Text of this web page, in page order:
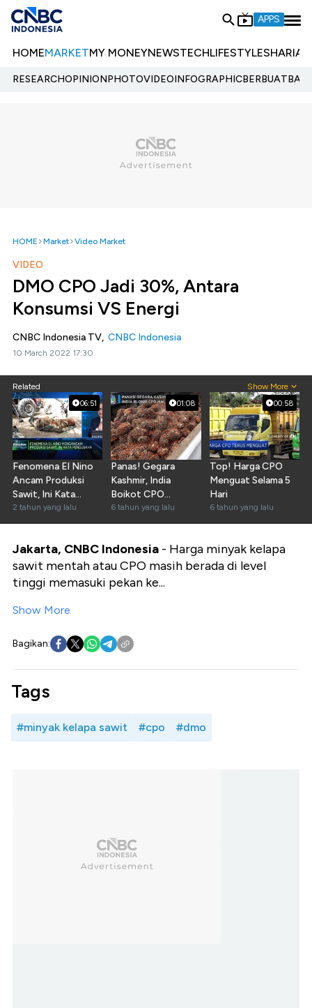
APPS
HOMEMARKETMY MONEYNEWSTECHLIFESTYLESHARIA
RESEARCHOPINIONPHOTOVIDEOINFOGRAPHIC
HOME Market Video Market
VIDEO
DMO CPO Jadi 30%, Antara
Konsumsi VS Energi
CNBC Indonesia TV, CNBC Indonesia
10 March 2022 17:30
Related Show More
06:51
Fenomena El Nino
Ancam Produksi
Sawit, Ini Kata
Pengusaha
2 tahun yang lalu
01:08
Panas! Gegara
Kashmir, India
Boikot CPO
Malaysia
6 tahun yang lalu
00:58
Top! Harga CPO
Menguat Selama 5
Hari
6 tahun yang lalu
Jakarta, CNBC Indonesia - Harga minyak kelapa
sawit mentah atau CPO masih berada di level
tinggi memasuki pekan ke...
Show More
Bagikan:
Tags
#minyak kelapa sawit #cpo #dmo